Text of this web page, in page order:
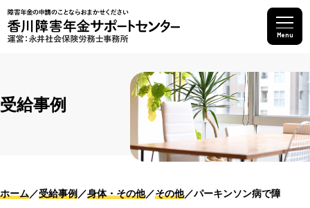
Menu
受給事例
ホーム 受給事例 身体・その他 その他 パーキンソン病で障害厚